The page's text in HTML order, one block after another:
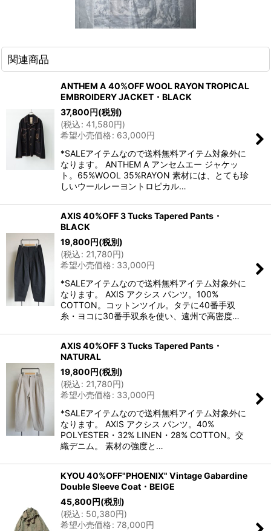
関連商品
ANTHEM A 40%OFF WOOL RAYON TROPICAL
EMBROIDERY JACKET・BLACK
37,800円(税別)
(税込: 41,580円)
希望小売価格: 63,000円
*SALEアイテムなので送料無料アイテム対象外に
なります。 ANTHEM A アンセムエー ジャケッ
ト。65%WOOL 35%RAYON 素材には、とても珍
しいウールレーヨントロピカル…
AXIS 40%OFF 3 Tucks Tapered Pants・
BLACK
19,800円(税別)
(税込: 21,780円)
希望小売価格: 33,000円
*SALEアイテムなので送料無料アイテム対象外に
なります。 AXIS アクシス パンツ。100%
COTTON。コットンツイル。タテに40番手双
糸・ヨコに30番手双糸を使い、遠州で高密度…
AXIS 40%OFF 3 Tucks Tapered Pants・
NATURAL
19,800円(税別)
(税込: 21,780円)
希望小売価格: 33,000円
*SALEアイテムなので送料無料アイテム対象外に
なります。 AXIS アクシス パンツ。40%
POLYESTER・32% LINEN・28% COTTON。交
織デニム。 素材の強度と…
KYOU 40%OFF"PHOENIX" Vintage Gabardine
Double Sleeve Coat・BEIGE
45,800円(税別)
(税込: 50,380円)
希望小売価格: 78,000円